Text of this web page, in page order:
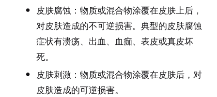
皮肤腐蚀：物质或混合物涂覆在皮肤上后，
对皮肤造成的不可逆损害。典型的皮肤腐蚀
症状有溃疡、出血、血痂、表皮或真皮坏
死。
皮肤刺激：物质或混合物涂覆在皮肤后，对
皮肤造成的可逆损害。